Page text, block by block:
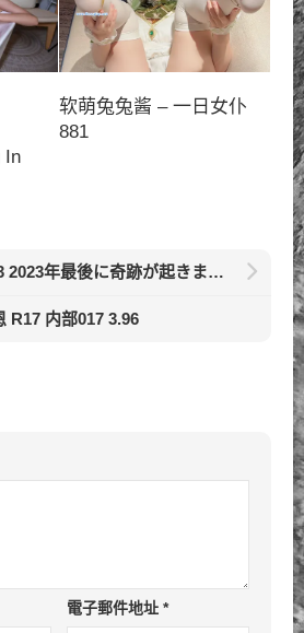
In
软萌兔兔酱 – 一日女仆
881
FC2-PPV-4288743 2023年最後に奇跡が起きました… 4.45
R17 内部017 3.96
電子郵件地址 *